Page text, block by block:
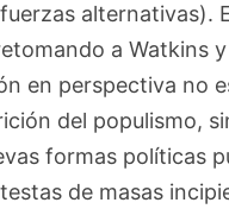
alternativas).
a Watkins y
en perspectiva no
del populismo,
formas políticas
de masas